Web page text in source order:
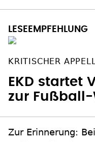
KRITISCHER
EKD startet
zur
Zur Erinnerung: